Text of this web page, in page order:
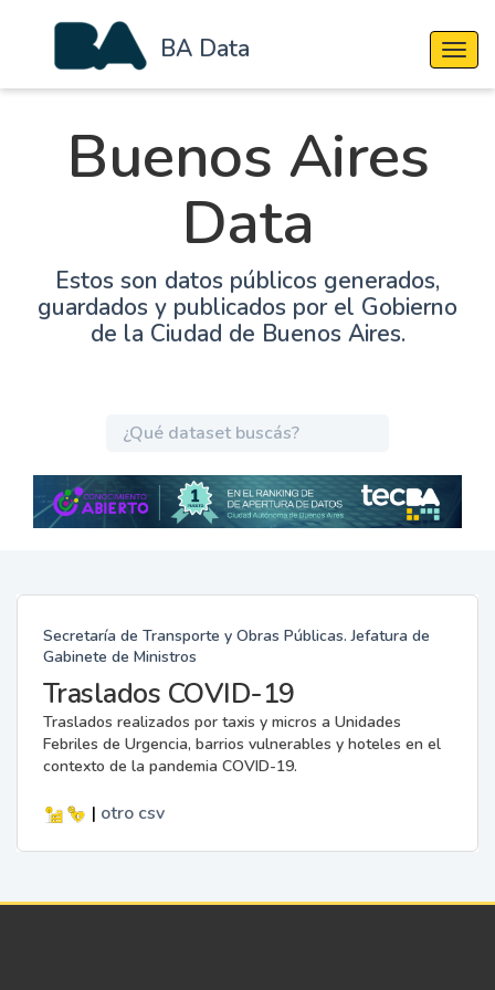
BA Data
Buenos Aires
Data
Estos son datos públicos generados,
guardados y publicados por el Gobierno
de la Ciudad de Buenos Aires.
Secretaría de Transporte y Obras Públicas. Jefatura de
Gabinete de Ministros
Traslados COVID-19
Traslados realizados por taxis y micros a Unidades
Febriles de Urgencia, barrios vulnerables y hoteles en el
contexto de la pandemia COVID-19.
| otro csv